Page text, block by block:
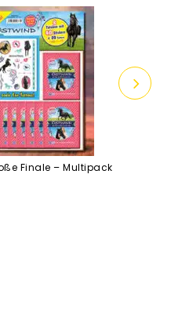
Finale – Multipack